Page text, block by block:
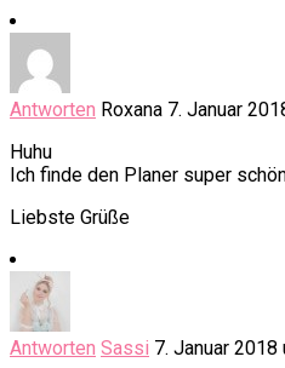
Antworten Roxana 7. Januar
Huhu
Ich finde den Planer super
Liebste Grüße
Antworten Sassi 7. Januar 2018